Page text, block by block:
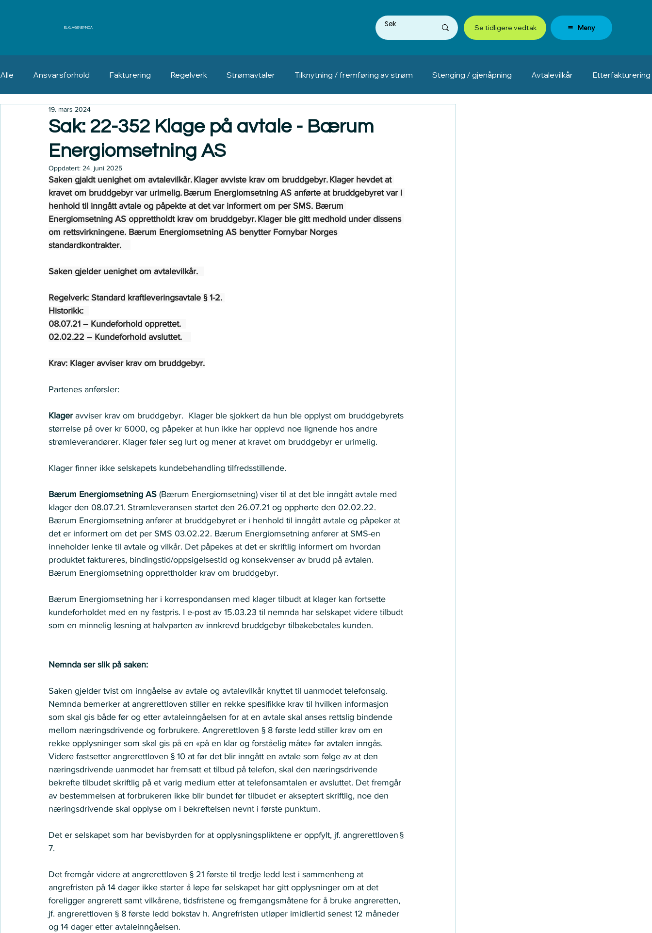
ELKLAGENEMNDA Se tidligere vedtak Meny
Alle Ansvarsforhold Fakturering Regelverk Strømavtaler Tilknytning / fremføring av strøm Stenging / gjenåpning Avtalevilkår Etterfakturering
Erstatning Angrerett
Sak: 22-352 Klage på avtale - Bærum
Energiomsetning AS
19. mars 2024
Oppdatert: 24. juni 2025
Saken gjaldt uenighet om avtalevilkår. Klager avviste krav om bruddgebyr. Klager hevdet at
kravet om bruddgebyr var urimelig. Bærum Energiomsetning AS anførte at bruddgebyret var i
henhold til inngått avtale og påpekte at det var informert om per SMS. Bærum
Energiomsetning AS opprettholdt krav om bruddgebyr. Klager ble gitt medhold under dissens
om rettsvirkningene. Bærum Energiomsetning AS benytter Fornybar Norges
standardkontrakter.
Saken gjelder uenighet om avtalevilkår.
Regelverk: Standard kraftleveringsavtale § 1-2.
Historikk:
08.07.21 – Kundeforhold opprettet.
02.02.22 – Kundeforhold avsluttet.
Krav: Klager avviser krav om bruddgebyr.
Partenes anførsler:
Klager avviser krav om bruddgebyr.   Klager ble sjokkert da hun ble opplyst om bruddgebyrets
størrelse på over kr 6000, og påpeker at hun ikke har opplevd noe lignende hos andre
strømleverandører. Klager føler seg lurt og mener at kravet om bruddgebyr er urimelig.
Klager finner ikke selskapets kundebehandling tilfredsstillende.
Bærum Energiomsetning AS (Bærum Energiomsetning) viser til at det ble inngått avtale med
klager den 08.07.21. Strømleveransen startet den 26.07.21 og opphørte den 02.02.22.
Bærum Energiomsetning anfører at bruddgebyret er i henhold til inngått avtale og påpeker at
det er informert om det per SMS 03.02.22. Bærum Energiomsetning anfører at SMS-en
inneholder lenke til avtale og vilkår. Det påpekes at det er skriftlig informert om hvordan
produktet faktureres, bindingstid/oppsigelsestid og konsekvenser av brudd på avtalen.
Bærum Energiomsetning opprettholder krav om bruddgebyr.
Bærum Energiomsetning har i korrespondansen med klager tilbudt at klager kan fortsette
kundeforholdet med en ny fastpris. I e-post av 15.03.23 til nemnda har selskapet videre tilbudt
som en minnelig løsning at halvparten av innkrevd bruddgebyr tilbakebetales kunden.
Nemnda ser slik på saken:
Saken gjelder tvist om inngåelse av avtale og avtalevilkår knyttet til uanmodet telefonsalg.
Nemnda bemerker at angrerettloven stiller en rekke spesifikke krav til hvilken informasjon
som skal gis både før og etter avtaleinngåelsen for at en avtale skal anses rettslig bindende
mellom næringsdrivende og forbrukere. Angrerettloven § 8 første ledd stiller krav om en
rekke opplysninger som skal gis på en «på en klar og forståelig måte» før avtalen inngås.
Videre fastsetter angrerettloven § 10 at før det blir inngått en avtale som følge av at den
næringsdrivende uanmodet har fremsatt et tilbud på telefon, skal den næringsdrivende
bekrefte tilbudet skriftlig på et varig medium etter at telefonsamtalen er avsluttet. Det fremgår
av bestemmelsen at forbrukeren ikke blir bundet før tilbudet er akseptert skriftlig, noe den
næringsdrivende skal opplyse om i bekreftelsen nevnt i første punktum.
Det er selskapet som har bevisbyrden for at opplysningspliktene er oppfylt, jf. angrerettloven §
7.
Det fremgår videre at angrerettloven § 21 første til tredje ledd lest i sammenheng at
angrefristen på 14 dager ikke starter å løpe før selskapet har gitt opplysninger om at det
foreligger angrerett samt vilkårene, tidsfristene og fremgangsmåtene for å bruke angreretten,
jf. angrerettloven § 8 første ledd bokstav h. Angrefristen utløper imidlertid senest 12 måneder
og 14 dager etter avtaleinngåelsen.